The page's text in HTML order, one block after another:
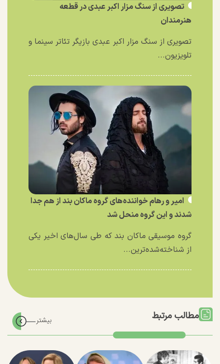
تصویری از سنگ مزار اکبر عبدی در قطعه
هنرمندان
تصویری از سنگ مزار اکبر عبدی بازیگر تئاتر سینما و
تلویزیون...
امیر و رهام خواننده‌های گروه ماکان بند از هم جدا
شدند و این گروه منحل شد
گروه موسیقی ماکان بند که طی سال‌های اخیر یکی
از شناخته‌شده‌ترین...
مطالب مرتبط